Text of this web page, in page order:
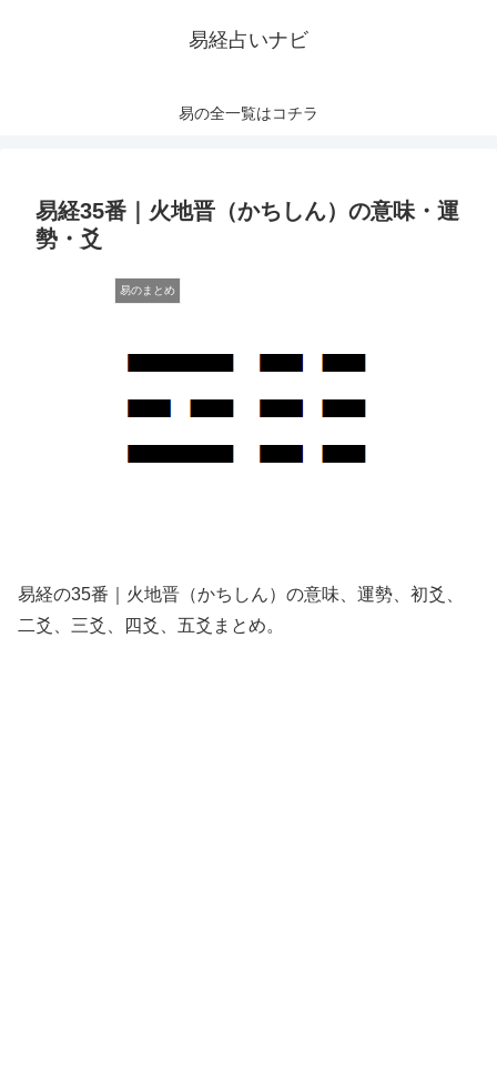
易経占いナビ
易の全一覧はコチラ
易経35番｜火地晋（かちしん）の意味・運
勢・爻
易のまとめ
易経の35番｜火地晋（かちしん）の意味、運勢、初爻、
二爻、三爻、四爻、五爻まとめ。